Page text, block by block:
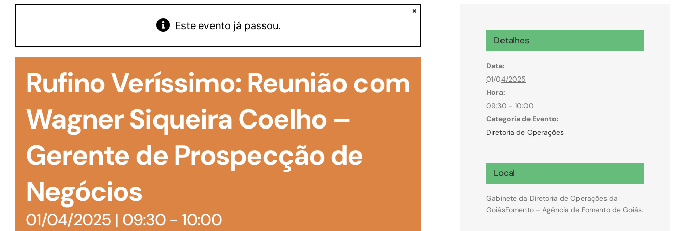
manutenção de estoques e despesas operacionais
realizar obras, dentre outros serviços
Microcrédito
Para MEI, microempresas e pessoas físicas
(feirantes e transportes)
Este evento já passou.
×
Rufino Veríssimo: Reunião com
Wagner Siqueira Coelho –
Gerente de Prospecção de
Negócios
01/04/2025 | 09:30- 10:00
Detalhes
Data:
01/04/2025
Hora:
09:30 - 10:00
Categoria de Evento:
Diretoria de Operações
Local
Gabinete da Diretoria de Operações da
GoiásFomento – Agência de Fomento de Goiás.